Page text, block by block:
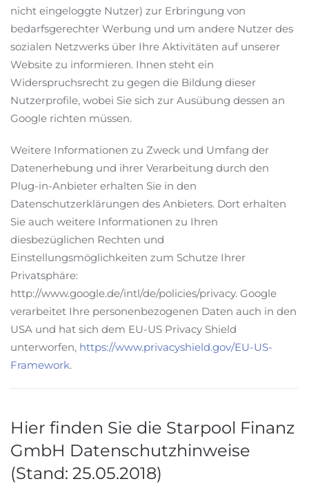
nicht eingeloggte Nutzer) zur Erbringung von
bedarfsgerechter Werbung und um andere Nutzer des
sozialen Netzwerks über Ihre Aktivitäten auf unserer
Website zu informieren. Ihnen steht ein
Widerspruchsrecht zu gegen die Bildung dieser
Nutzerprofile, wobei Sie sich zur Ausübung dessen an
Google richten müssen.
Weitere Informationen zu Zweck und Umfang der
Datenerhebung und ihrer Verarbeitung durch den
Plug-in-Anbieter erhalten Sie in den
Datenschutzerklärungen des Anbieters. Dort erhalten
Sie auch weitere Informationen zu Ihren
diesbezüglichen Rechten und
Einstellungsmöglichkeiten zum Schutze Ihrer
Privatsphäre:
http://www.google.de/intl/de/policies/privacy. Google
verarbeitet Ihre personenbezogenen Daten auch in den
USA und hat sich dem EU-US Privacy Shield
unterworfen, https://www.privacyshield.gov/EU-US-
Framework.
Hier finden Sie die Starpool Finanz
GmbH Datenschutzhinweise
(Stand: 25.05.2018)